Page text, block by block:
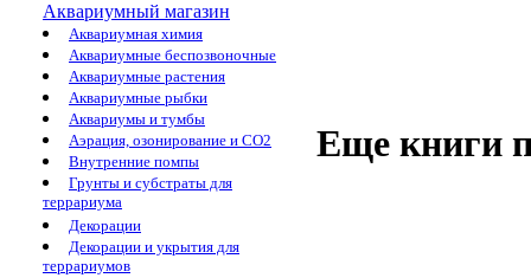
Аквариумный магазин
Аквариумная химия
Аквариумные беспозвоночные
Аквариумные растения
Аквариумные рыбки
Аквариумы и тумбы
Аэрация, озонирование и CO2
Внутренние помпы
Грунты и субстраты для
террариума
Декорации
Декорации и укрытия для
террариумов
Еще книги